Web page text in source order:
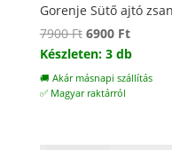
Gorenje Sütő ajtó
7900Ft Original
price
was:
7900 Ft.
6900 FtCurrent
price
is:
Készleten: 3 db
🚚 Akár másnapi szállítás
✅ Magyar raktárról